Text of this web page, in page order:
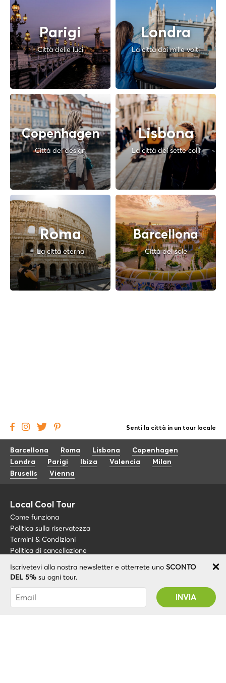
Parigi
Città delle luci
Londra
La città dai mille volti
Copenhagen
Città del design
Lisbona
La città dei sette colli
Roma
La città eterna
Barcellona
Città del sole
Iscrivetevi alla nostra newsletter e otterrete uno SCONTO
DEL 5% su ogni tour.
Sei stato abbonato con successo! Riceverai il
tuo codice promozionale dopo la convalida del
tuo account!
Senti la città in un tour locale
Barcellona Roma Lisbona
Copenhagen
Londra
Parigi Ibiza Valencia
Milan
Brusells
Vienna
Local Cool Tour
Come funziona
Politica sulla riservatezza
Termini & Condizioni
Politica di cancellazione
Blog
Riguardo a noi
FAQ
Diventa una guida
+34 675 176 220